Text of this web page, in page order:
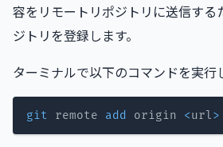
容をリモートリポジトリに送信する
ジトリを登録します。
ターミナルで以下のコマンドを実行
git remote add origin <url>